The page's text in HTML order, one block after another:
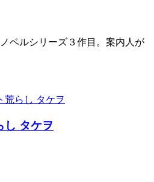
ベルシリーズ３作目。案内人が
し タケヲ